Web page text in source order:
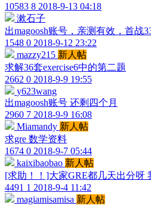
10583 8 2018-9-13 04:18
漱石子
出magoosh账号，亲测有效，首战
1548 0 2018-9-12 23:22
mazzy215 新人帖
求解36套exercise6中的第二题
2662 0 2018-9-9 19:55
y623wang
出magoosh账号 还剩四个月
2960 7 2018-9-9 16:08
Miamandy 新人帖
求gre 数学资料
1674 0 2018-9-7 05:44
kaixibaobao 新人帖
[求助！！]大家GRE都几天出分呀
4491 1 2018-9-4 11:42
magiamisamisa 新人帖